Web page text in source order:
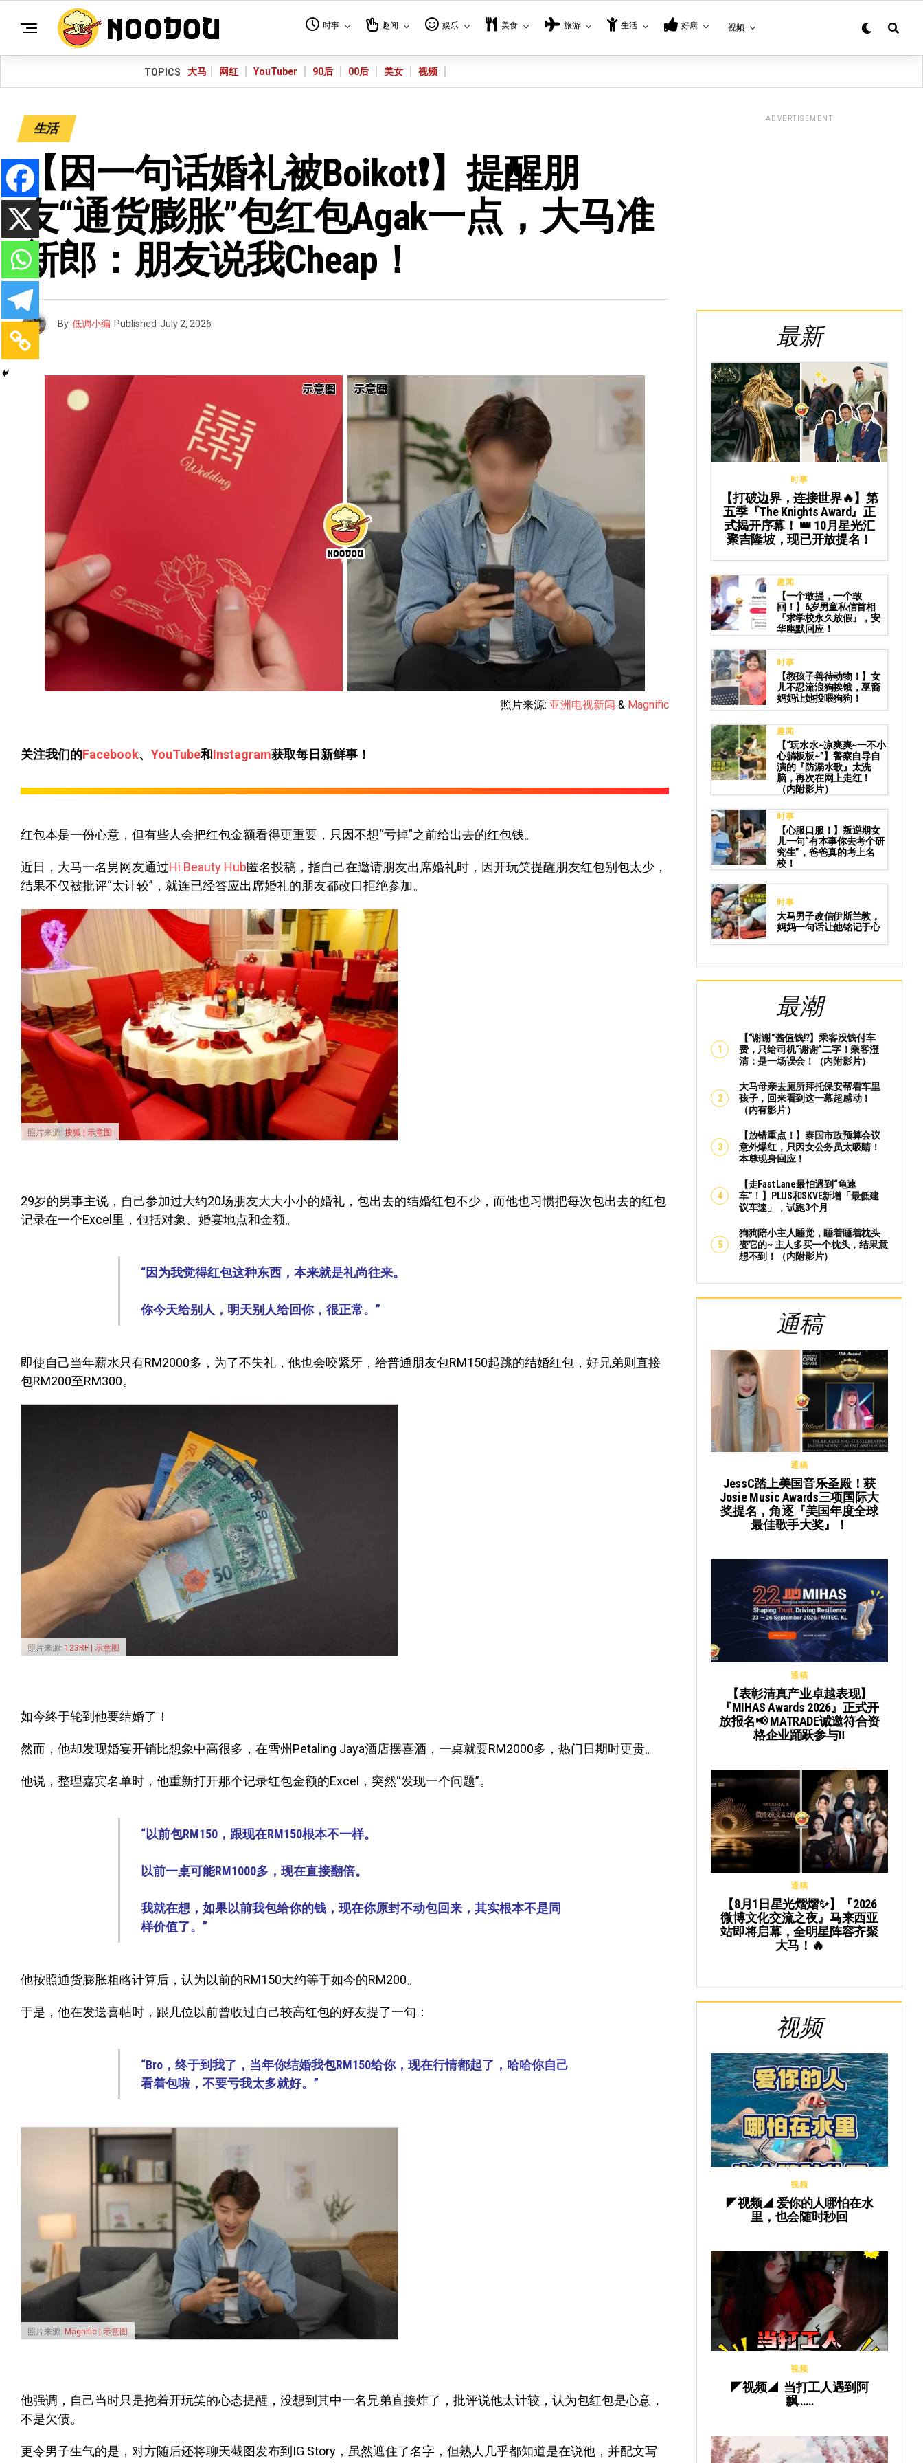
时事 趣闻 娱乐 美食 旅游 生活 好康 视频
TOPICS 大马 网红 YouTuber 90后 00后 美女 视频
生活
【因一句话婚礼被Boikot❗】提醒朋
友“通货膨胀”包红包Agak一点，大马准
新郎：朋友说我Cheap！
By 低调小编 Published July 2, 2026
照片来源: 亚洲电视新闻 & Magnific
关注我们的Facebook、 YouTube和Instagram获取每日新鲜事！
红包本是一份心意，但有些人会把红包金额看得更重要，只因不想“亏掉”之前给出去的红包钱。
近日，大马一名男网友通过Hi Beauty Hub匿名投稿，指自己在邀请朋友出席婚礼时，因开玩笑提醒朋友红包别包太少，
结果不仅被批评“太计较”，就连已经答应出席婚礼的朋友都改口拒绝参加。
照片来源: 搜狐 | 示意图
29岁的男事主说，自己参加过大约20场朋友大大小小的婚礼，包出去的结婚红包不少，而他也习惯把每次包出去的红包
记录在一个Excel里，包括对象、婚宴地点和金额。
“因为我觉得红包这种东西，本来就是礼尚往来。
你今天给别人，明天别人给回你，很正常。”
即使自己当年薪水只有RM2000多，为了不失礼，他也会咬紧牙，给普通朋友包RM150起跳的结婚红包，好兄弟则直接
包RM200至RM300。
照片来源: 123RF | 示意图
如今终于轮到他要结婚了！
然而，他却发现婚宴开销比想象中高很多，在雪州Petaling Jaya酒店摆喜酒，一桌就要RM2000多，热门日期时更贵。
他说，整理嘉宾名单时，他重新打开那个记录红包金额的Excel，突然“发现一个问题”。
“以前包RM150，跟现在RM150根本不一样。
以前一桌可能RM1000多，现在直接翻倍。
我就在想，如果以前我包给你的钱，现在你原封不动包回来，其实根本不是同
样价值了。”
他按照通货膨胀粗略计算后，认为以前的RM150大约等于如今的RM200。
于是，他在发送喜帖时，跟几位以前曾收过自己较高红包的好友提了一句：
“Bro，终于到我了，当年你结婚我包RM150给你，现在行情都起了，哈哈你自己
看着包啦，不要亏我太多就好。”
照片来源: Magnific | 示意图
他强调，自己当时只是抱着开玩笑的心态提醒，没想到其中一名兄弟直接炸了，批评说他太计较，认为包红包是心意，
不是欠债。
更令男子生气的是，对方随后还将聊天截图发布到IG Story，虽然遮住了名字，但熟人几乎都知道是在说他，并配文写
ADVERTISEMENT
最新
时事
【打破边界，连接世界🔥】第
五季『The Knights Award』正
式揭开序幕！ 👑 10月星光汇
聚吉隆坡，现已开放提名！
趣闻
【一个敢提，一个敢
回！】6岁男童私信首相
『求学校永久放假』，安
华幽默回应！
时事
【教孩子善待动物！】女
儿不忍流浪狗挨饿，巫裔
妈妈让她投喂狗狗！
趣闻
【“玩水水~凉爽爽~一不小
心躺板板~”】警察自导自
演的『防溺水歌』太洗
脑，再次在网上走红！
（内附影片）
时事
【心服口服！】叛逆期女
儿一句“有本事你去考个研
究生”，爸爸真的考上名
校！
时事
大马男子改信伊斯兰教，
妈妈一句话让他铭记于心
最潮
【“谢谢”酱值钱⁉️】乘客没钱付车
费，只给司机“谢谢”二字！乘客澄
清：是一场误会！（内附影片）
大马母亲去厕所拜托保安帮看车里
孩子，回来看到这一幕超感动！
（内有影片）
【放错重点！】泰国市政预算会议
意外爆红，只因女公务员太吸睛！
本尊现身回应！
【走Fast Lane最怕遇到“龟速
车”！】PLUS和SKVE新增「最低建
议车速」，试跑3个月
狗狗陪小主人睡觉，睡着睡着枕头
变它的~ 主人多买一个枕头，结果意
想不到！（内附影片）
通稿
通稿
JessC踏上美国音乐圣殿！获
Josie Music Awards三项国际大
奖提名，角逐『美国年度全球
最佳歌手大奖』！
通稿
【表彰清真产业卓越表现】
『MIHAS Awards 2026』正式开
放报名📢 MATRADE诚邀符合资
格企业踊跃参与‼️
通稿
【8月1日星光熠熠✨】『2026
微博文化交流之夜』马来西亚
站即将启幕，全明星阵容齐聚
大马！🔥
视频
视频
◤视频◢ 爱你的人哪怕在水
里，也会随时秒回
视频
◤视频◢ 当打工人遇到阿
飘……